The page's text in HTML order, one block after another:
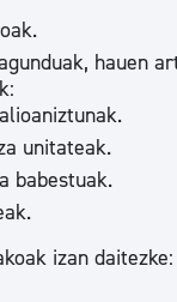
hauen
unitateak.
babestuak.
izan daitezke: